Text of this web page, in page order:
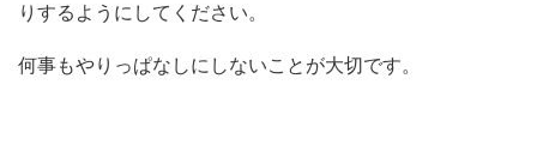
りするようにしてください。
何事もやりっぱなしにしないことが大切です。